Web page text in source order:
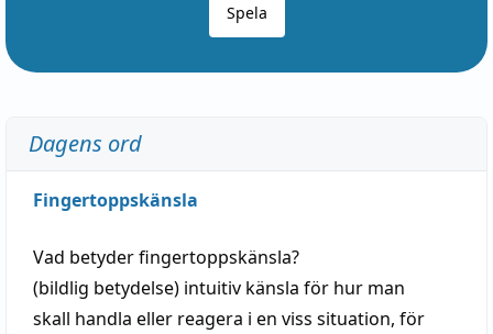
Spela
Dagens ord
Fingertoppskänsla
Vad betyderfingertoppskänsla?
(bildlig betydelse) intuitiv känsla för hur man
skall handla eller reagera i en viss situation, för